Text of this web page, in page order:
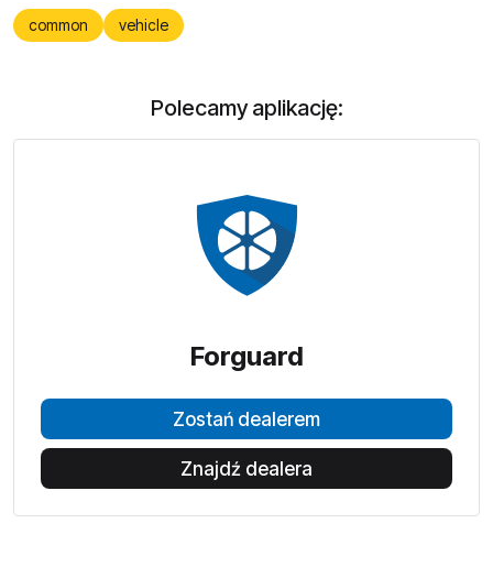
common vehicle
Polecamy aplikację:
Forguard
Zostań dealerem
Znajdź dealera